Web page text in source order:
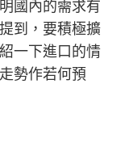
國內的需求有
到，要積極擴
一下進口的情
勢作若何預